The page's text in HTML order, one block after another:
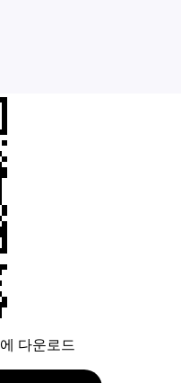
다운로드